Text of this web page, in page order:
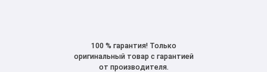
100 % гарантия! Только
оригинальный товар с гарантией
от производителя.